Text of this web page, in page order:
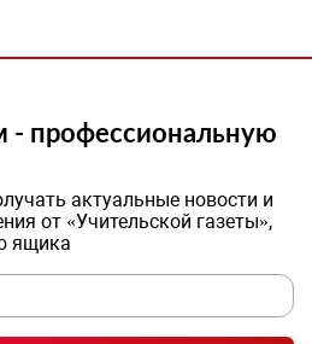
- профессиональную
актуальные новости и
от «Учительской газеты»,
ящика